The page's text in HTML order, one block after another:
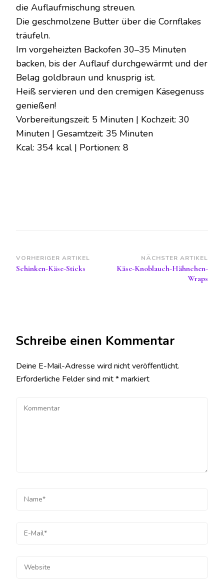
die Auflaufmischung streuen.
Die geschmolzene Butter über die Cornflakes
träufeln.
Im vorgeheizten Backofen 30–35 Minuten
backen, bis der Auflauf durchgewärmt und der
Belag goldbraun und knusprig ist.
Heiß servieren und den cremigen Käsegenuss
genießen!
Vorbereitungszeit: 5 Minuten | Kochzeit: 30
Minuten | Gesamtzeit: 35 Minuten
Kcal: 354 kcal | Portionen: 8
Beitragsnavigation
VORHERIGER ARTIKEL
Schinken-Käse-Sticks
NÄCHSTER ARTIKEL
Käse-Knoblauch-Hähnchen-
Wraps
Schreibe einen Kommentar
Deine E-Mail-Adresse wird nicht veröffentlicht.
Erforderliche Felder sind mit*markiert